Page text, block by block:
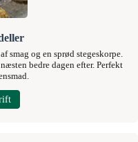
smag og en sprød stegeskorpe.
bedre dagen efter. Perfekt